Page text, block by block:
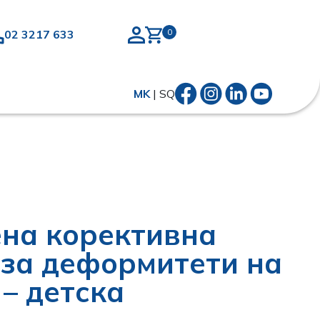
02 3217 633
MK| SQ
корективна
деформитети на
детска